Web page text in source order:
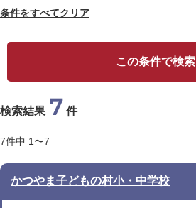
条件をすべてクリア
この条件で検索
検索結果 7 件
7件中 1〜7
かつやま子どもの村小・中学校